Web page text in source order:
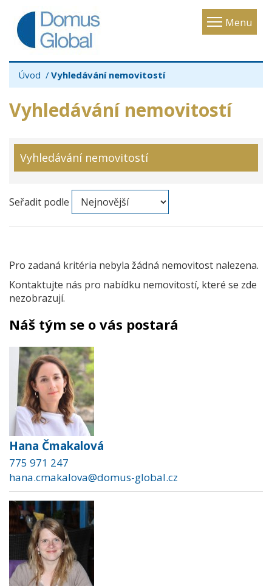
Menu
Toggle
Úvod Vyhledávání nemovitostí
Vyhledávání nemovitostí
Vyhledávání nemovitostí
Seřadit podle
Pro zadaná kritéria nebyla žádná nemovitost nalezena.
Kontaktujte nás pro nabídku nemovitostí, které se zde
nezobrazují.
Náš tým se o vás postará
Hana Čmakalová
775 971 247
hana.cmakalova@domus-global.cz